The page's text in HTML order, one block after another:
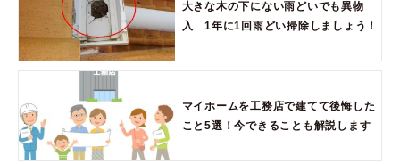
大きな木の下にない雨どいでも異物
入 1年に1回雨どい掃除しましょう！
マイホームを工務店で建てて後悔した
こと5選！今できることも解説します